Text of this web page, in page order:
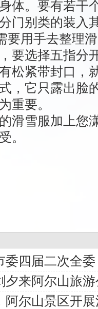
体。要有若干
门别类的装入
用手去整理滑
要选择五指分
松紧带封口，
，它只露出脸
重要。
滑雪服加上您
。
委四届二次全
夕来阿尔山旅
阿尔山景区开